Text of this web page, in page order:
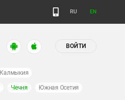
RU EN
ВОЙТИ
Калмыкия
Чечня Южная Осетия